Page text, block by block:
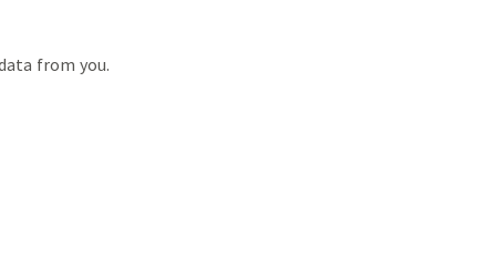
from you.